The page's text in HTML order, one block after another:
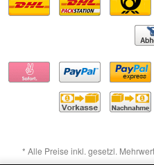
* Alle Preise inkl. gesetzl.